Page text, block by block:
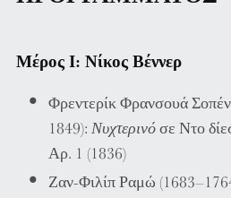
Μέρος Ι: Νίκος Βέννερ
Φρεντερίκ Φρανσουά
1849):Νυχτερινόσε Ντο
Αρ. 1 (1836)
Ζαν-Φιλίπ Ραμώ